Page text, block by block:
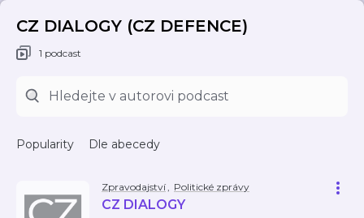
CZ DIALOGY (CZ DEFENCE)
1 podcast
Popularity Dle abecedy
Zpravodajství, Politické zprávy
CZ DIALOGY